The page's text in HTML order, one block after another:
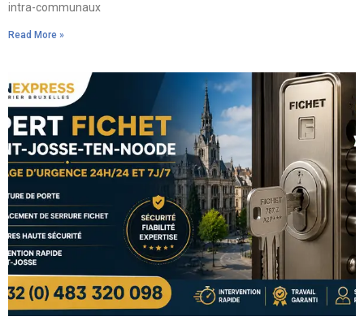
intra-communaux
Read More »